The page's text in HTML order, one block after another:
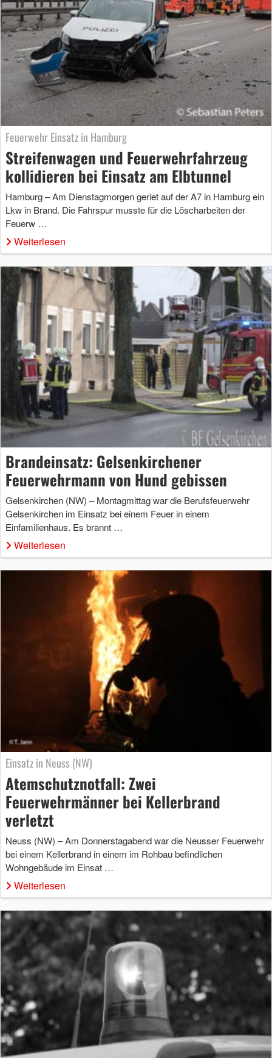
Feuerwehr Einsatz in Hamburg
Streifenwagen und Feuerwehrfahrzeug
kollidieren bei Einsatz am Elbtunnel
Hamburg – Am Dienstagmorgen geriet auf der A7 in Hamburg ein
Lkw in Brand. Die Fahrspur musste für die Löscharbeiten der
Feuerw …
Weiterlesen
Brandeinsatz: Gelsenkirchener
Feuerwehrmann von Hund gebissen
Gelsenkirchen (NW) – Montagmittag war die Berufsfeuerwehr
Gelsenkirchen im Einsatz bei einem Feuer in einem
Einfamilienhaus. Es brannt …
Weiterlesen
Einsatz in Neuss (NW)
Atemschutznotfall: Zwei
Feuerwehrmänner bei Kellerbrand
verletzt
Neuss (NW) – Am Donnerstagabend war die Neusser Feuerwehr
bei einem Kellerbrand in einem im Rohbau befindlichen
Wohngebäude im Einsat …
Weiterlesen